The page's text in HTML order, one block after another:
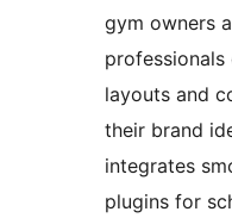
gym owners
professionals
layouts and
their brand
integrates
plugins for